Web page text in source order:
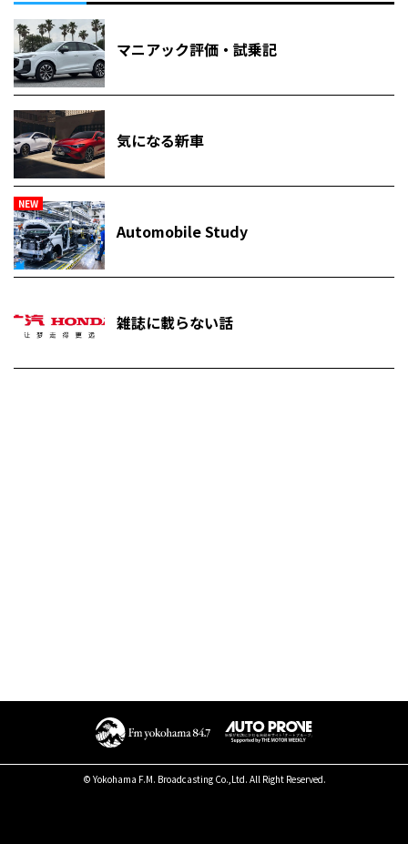
マニアック評価・試乗記
気になる新車
NEW
Automobile Study
雑誌に載らない話
© Yokohama F.M. Broadcasting Co.,Ltd. All Right Reserved.